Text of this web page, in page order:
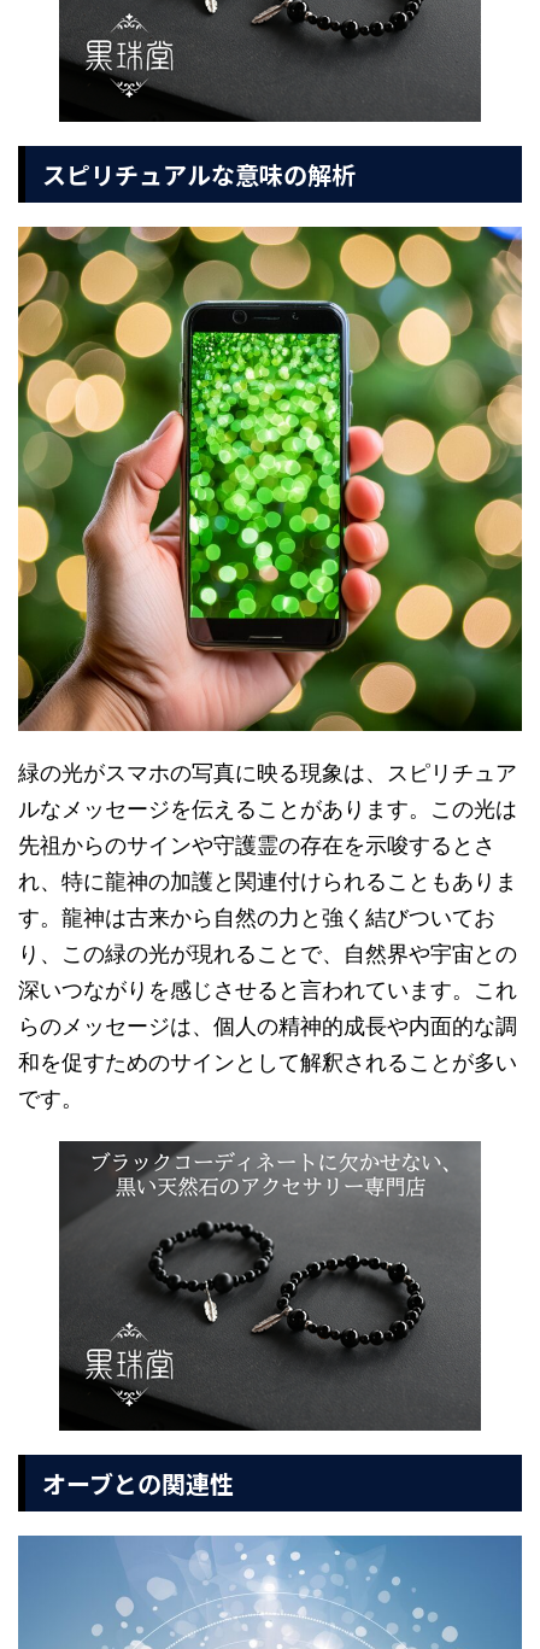
スピリチュアルな意味の解析
緑の光がスマホの写真に映る現象は、スピリチュア
ルなメッセージを伝えることがあります。この光は
先祖からのサインや守護霊の存在を示唆するとさ
れ、特に龍神の加護と関連付けられることもありま
す。龍神は古来から自然の力と強く結びついてお
り、この緑の光が現れることで、自然界や宇宙との
深いつながりを感じさせると言われています。これ
らのメッセージは、個人の精神的成長や内面的な調
和を促すためのサインとして解釈されることが多い
です。
オーブとの関連性